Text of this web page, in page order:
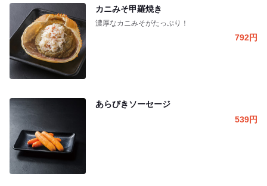
カニみそ甲羅焼き
濃厚なカニみそがたっぷり！
792円
あらびきソーセージ
539円